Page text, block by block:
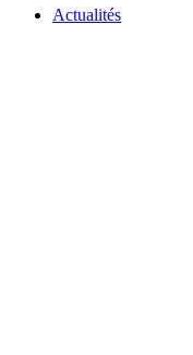
Actualités